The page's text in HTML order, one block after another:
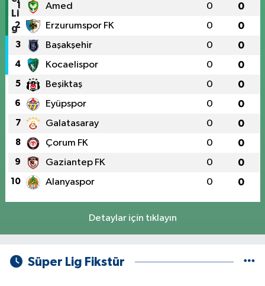
1 Amed 0 0
2 Erzurumspor FK 0 0
3 Başakşehir 0 0
4 Kocaelispor 0 0
5 Beşiktaş 0 0
6 Eyüpspor 0 0
7 Galatasaray 0 0
8 Çorum FK 0 0
9 Gaziantep FK 0 0
10 Alanyaspor 0 0
Detaylar için tıklayın
Süper Lig Fikstür